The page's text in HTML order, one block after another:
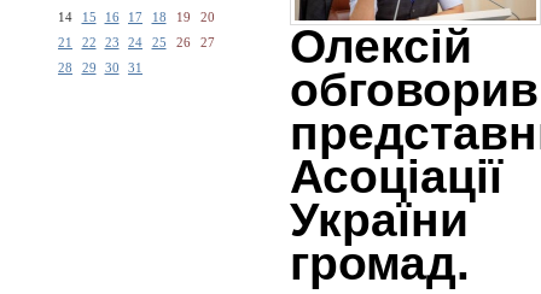
14
15 16 17 18 19
20
21
22 23 24 25 26
27
28
29 30 31
громад.